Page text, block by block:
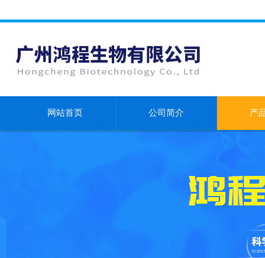
网站首页 公司简介 产